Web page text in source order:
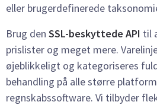
eller brugerdefinerede
Brug den SSL-beskyttede API til
prislister og meget mere.
øjeblikkeligt og kategoriseres
behandling på alle større
regnskabssoftware. Vi tilbyder